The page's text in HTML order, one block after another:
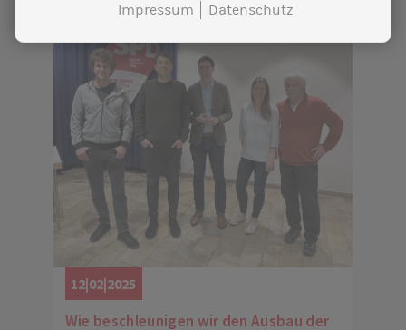
12|02|2025
Wie beschleunigen wir den Ausbau der
Impressum Datenschutz